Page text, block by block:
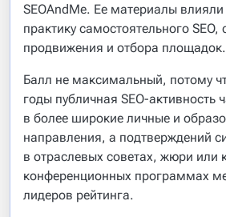
SEOAndMe. Ее материалы
практику самостоятельного SEO,
продвижения и отбора площадок.
Балл не максимальный, потому
годы публичная SEO-активность
в более широкие личные и
направления, а подтверждений
в отраслевых советах, жюри или
конференционных программах
лидеров рейтинга.